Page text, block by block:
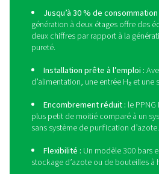
Faites passer
circuits
supérieur avec